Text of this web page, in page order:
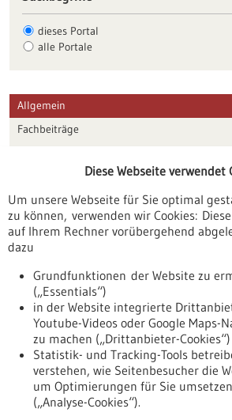
dieses Portal
alle Portale
Allgemein
Fachbeiträge
Veranstaltungen
Erscheinungsdatum
Nach oben
Diese Webseite verwendet
Um unsere Webseite für Sie optimal
zu können, verwenden wir Cookies:
auf Ihrem Rechner vorübergehend
dazu
Grundfunktionen der Website zu
(„Essentials“)
in der Website integrierte
Youtube-Videos oder Google Maps-
zu machen („Drittanbieter-Cookies“)
Statistik- und Tracking-Tools
verstehen, wie Seitenbesucher die
um Optimierungen für Sie
(„Analyse-Cookies“).